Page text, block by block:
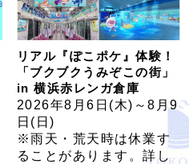
リアル『ぽこポケ』体験！
「ブクブクうみぞこの街」
in 横浜赤レンガ倉庫
2026年8月6日(木)～8月9
日(日)
※雨天・荒天時は休業す
ることがあります。詳し